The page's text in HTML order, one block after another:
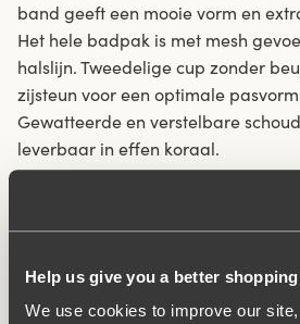
Help us give you a better
We use cookies to improve our
band geeft een mooie vorm en
Het hele badpak is met mesh
halslijn. Tweedelige cup zonder
zijsteun voor een optimale
Gewatteerde en verstelbare
leverbaar in effen koraal.
Mesh voering in het hele
Tweedelige cup voor optimale
Zeer hoog comfort.